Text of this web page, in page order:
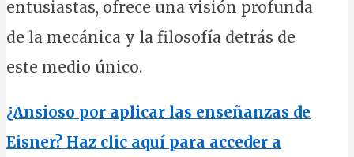
entusiastas, ofrece una visión profunda
de la mecánica y la filosofía detrás de
este medio único.
¿Ansioso por aplicar las enseñanzas de
Eisner? Haz clic aquí para acceder a